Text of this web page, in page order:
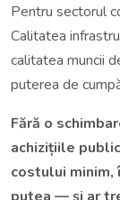
Pentru sectorul
Calitatea
calitatea muncii
puterea de
Fără o
achizițiile
costului